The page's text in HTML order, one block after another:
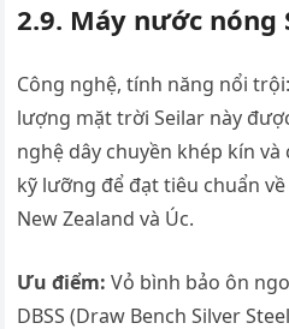
2.9. Máy nước nóng
Công nghệ, tính năng nổi
lượng mặt trời Seilar này
nghệ dây chuyền khép kín
kỹ lưỡng để đạt tiêu chuẩn
New Zealand và Úc.
Ưu điểm: Vỏ bình bảo ôn
DBSS (Draw Bench Silver